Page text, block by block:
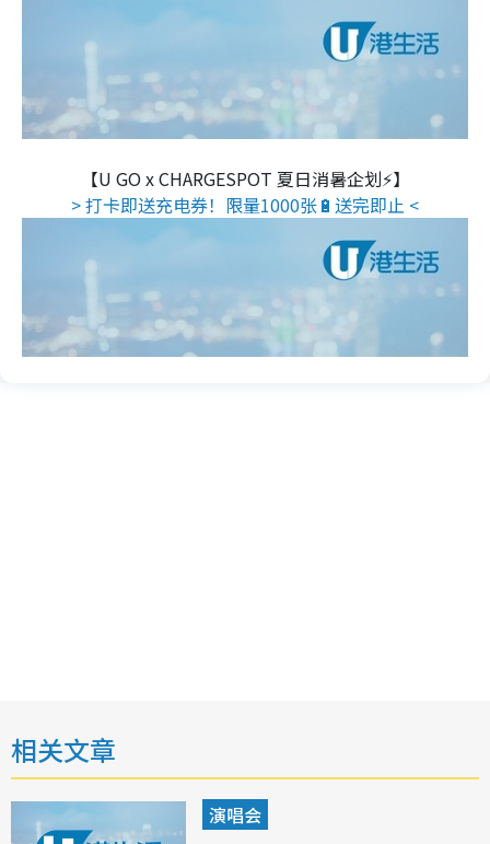
【U GO x CHARGESPOT 夏日消暑企划⚡】
> 打卡即送充电券！限量1000张🔋送完即止 <
相关文章
演唱会